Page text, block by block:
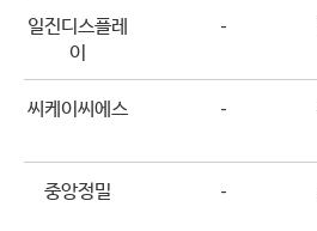
일진디스플레
이
-
씨케이씨에스 -
중앙정밀 -